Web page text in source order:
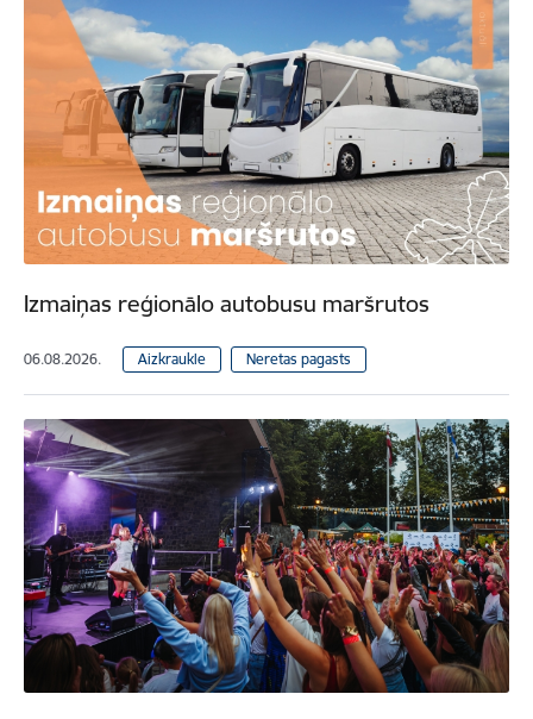
Izmaiņas reģionālo autobusu maršrutos
06.08.2026. Aizkraukle Neretas pagasts